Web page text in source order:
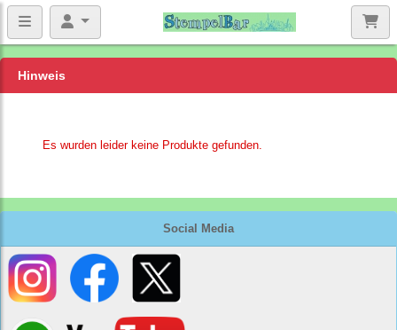
Social Media
Hinweis
Es wurden leider keine Produkte gefunden.